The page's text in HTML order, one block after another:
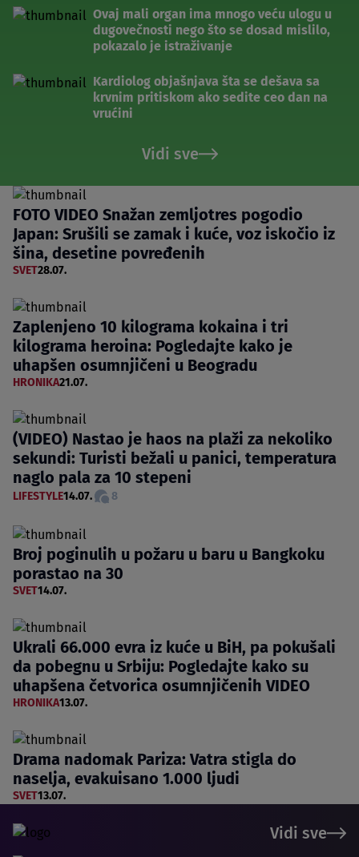
Ovaj mali organ ima mnogo veću ulogu u
dugovečnosti nego što se dosad mislilo,
pokazalo je istraživanje
Kardiolog objašnjava šta se dešava sa
krvnim pritiskom ako sedite ceo dan na
vrućini
Vidi sve
FOTO VIDEO Snažan zemljotres pogodio
Japan: Srušili se zamak i kuće, voz iskočio iz
šina, desetine povređenih
SVET28.07.
Zaplenjeno 10 kilograma kokaina i tri
kilograma heroina: Pogledajte kako je
uhapšen osumnjičeni u Beogradu
HRONIKA21.07.
(VIDEO) Nastao je haos na plaži za nekoliko
sekundi: Turisti bežali u panici, temperatura
naglo pala za 10 stepeni
LIFESTYLE14.07. 8
Broj poginulih u požaru u baru u Bangkoku
porastao na 30
SVET14.07.
Ukrali 66.000 evra iz kuće u BiH, pa pokušali
da pobegnu u Srbiju: Pogledajte kako su
uhapšena četvorica osumnjičenih VIDEO
HRONIKA13.07.
Drama nadomak Pariza: Vatra stigla do
naselja, evakuisano 1.000 ljudi
SVET13.07.
Vidi sve